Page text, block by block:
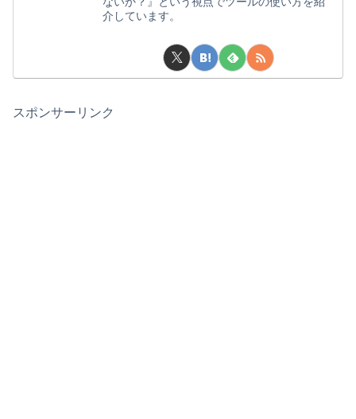
介しています。
スポンサーリンク